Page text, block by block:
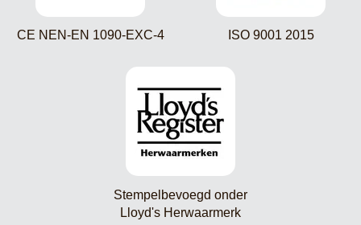
CE NEN-EN 1090-EXC-4 ISO 9001 2015
Stempelbevoegd onder
Lloyd's Herwaarmerk